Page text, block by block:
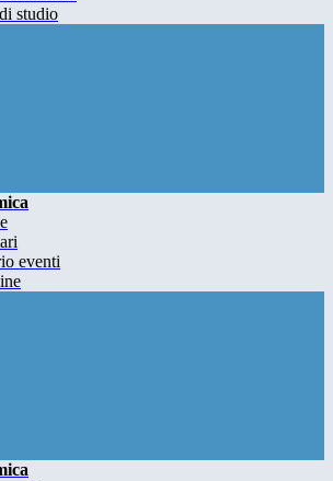
studio
eventi